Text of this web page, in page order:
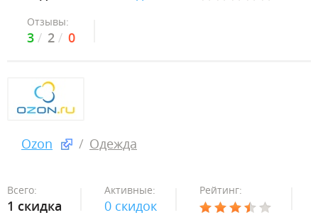
Отзывы:
3 2 0
Ozon Одежда
Всего:
1 скидка
Активные:
0 скидок
Рейтинг: